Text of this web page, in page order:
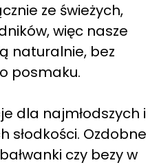
ze świeżych,
więc nasze
naturalnie, bez
posmaku.
dla najmłodszych i
słodkości. Ozdobne
czy bezy w